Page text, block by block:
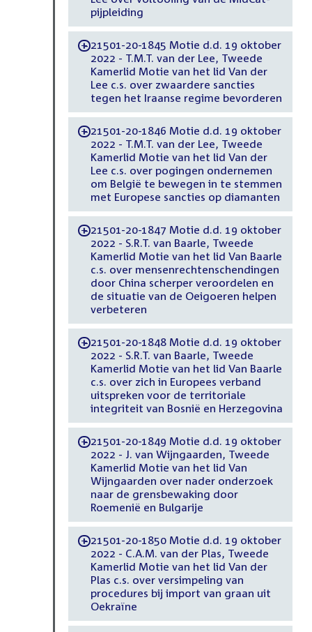
pijpleiding
-21501-20-1845 Motie d.d. 19 oktober
2022 - T.M.T. van der Lee, Tweede
Kamerlid Motie van het lid Van der
Lee c.s. over zwaardere sancties
tegen het Iraanse regime bevorderen
-21501-20-1846 Motie d.d. 19 oktober
2022 - T.M.T. van der Lee, Tweede
Kamerlid Motie van het lid Van der
Lee c.s. over pogingen ondernemen
om België te bewegen in te stemmen
met Europese sancties op diamanten
-21501-20-1847 Motie d.d. 19 oktober
2022 - S.R.T. van Baarle, Tweede
Kamerlid Motie van het lid Van Baarle
c.s. over mensenrechtenschendingen
door China scherper veroordelen en
de situatie van de Oeigoeren helpen
verbeteren
-21501-20-1848 Motie d.d. 19 oktober
2022 - S.R.T. van Baarle, Tweede
Kamerlid Motie van het lid Van Baarle
c.s. over zich in Europees verband
uitspreken voor de territoriale
integriteit van Bosnië en Herzegovina
-21501-20-1849 Motie d.d. 19 oktober
2022 - J. van Wijngaarden, Tweede
Kamerlid Motie van het lid Van
Wijngaarden over nader onderzoek
naar de grensbewaking door
Roemenië en Bulgarije
-21501-20-1850 Motie d.d. 19 oktober
2022 - C.A.M. van der Plas, Tweede
Kamerlid Motie van het lid Van der
Plas c.s. over versimpeling van
procedures bij import van graan uit
Oekraïne